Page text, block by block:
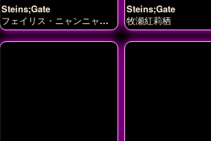
Steins;Gate
フェイリス・ニャンニャン
牧瀬紅莉栖
Steins;Gate
牧瀬紅莉栖